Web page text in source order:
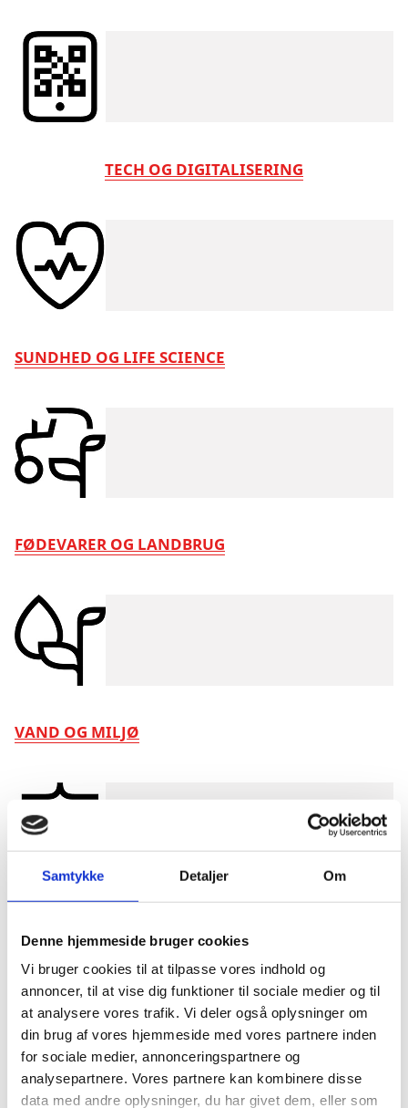
Samtykke Detaljer Om
Denne hjemmeside bruger cookies
Vi bruger cookies til at tilpasse vores indhold og
annoncer, til at vise dig funktioner til sociale medier og til
at analysere vores trafik. Vi deler også oplysninger om
din brug af vores hjemmeside med vores partnere inden
for sociale medier, annonceringspartnere og
analysepartnere. Vores partnere kan kombinere disse
data med andre oplysninger, du har givet dem, eller som
TECH OG DIGITALISERING
SUNDHED OG LIFE SCIENCE
FØDEVARER OG LANDBRUG
VAND OG MILJØ